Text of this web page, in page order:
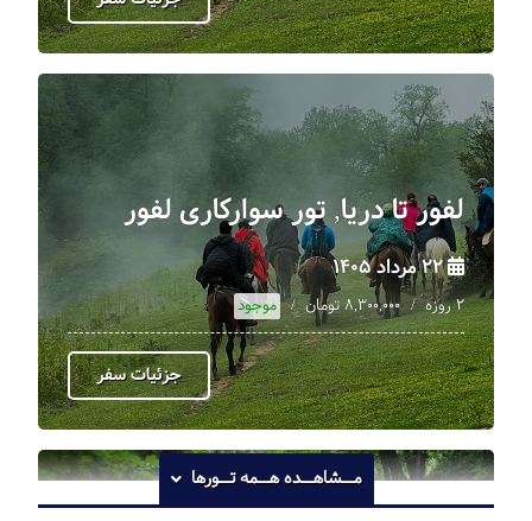
لفور تا دریا, تور سوارکاری لفور
22 مرداد 1405
2 روزه 8,300,000 تومان موجود
جزئیات سفر
مــشاهــدههــمه تــورها